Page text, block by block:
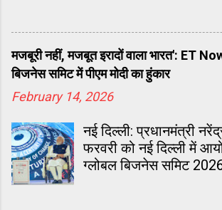
परिसर श्रद्धा और उत्साह
मजबूरी नहीं, मजबूत इरादों वाला भारत': ET
बिजनेस समिट में पीएम मोदी का हुंकार
February 14, 2026
नई दिल्ली: प्रधानमंत्री
फरवरी को नई दिल्ली में
ग्लोबल बिजनेस समिट
भारत के आर्थिक सुधारों